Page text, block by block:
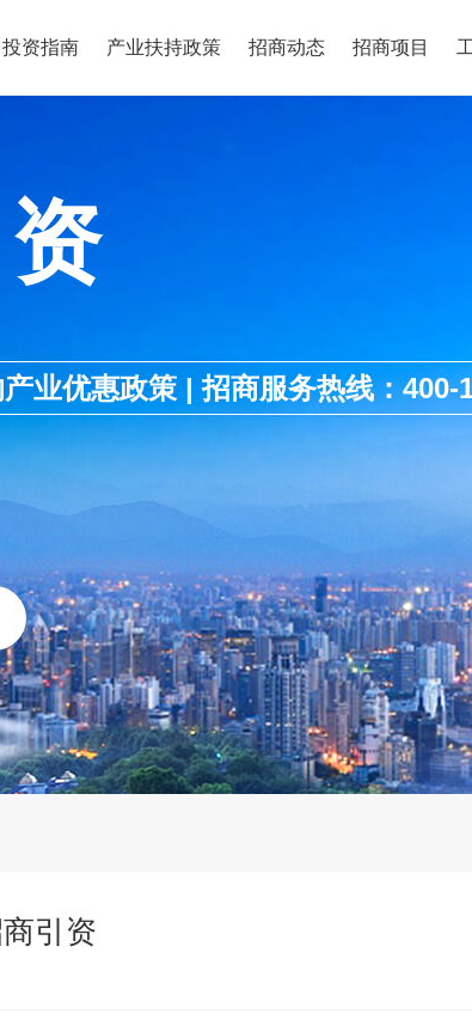
投资指南 产业扶持政策 招商动态 招商项目
业优惠政策 | 招商服务热线：400-
引资